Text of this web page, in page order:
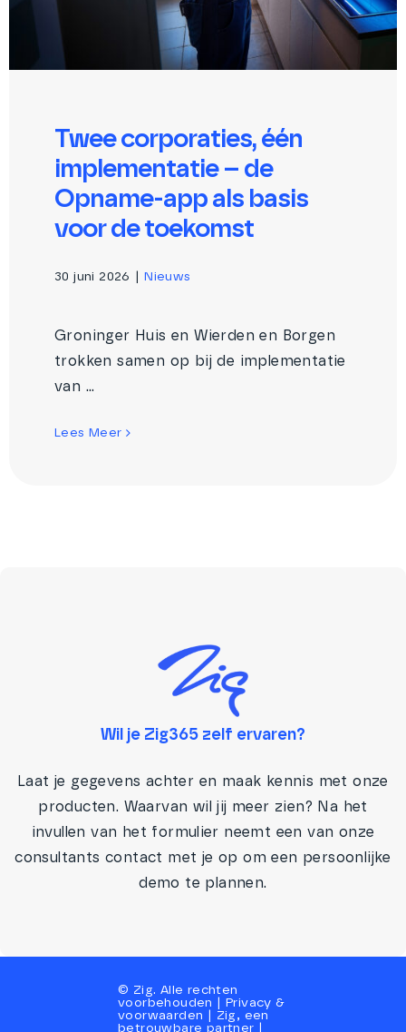
Twee corporaties, één
implementatie – de
Opname-app als basis
voor de toekomst
30 juni 2026 Nieuws
Groninger Huis en Wierden en Borgen
trokken samen op bij de implementatie
van ...
Lees Meer
Wil je Zig365 zelf ervaren?
Laat je gegevens achter en maak kennis met onze
producten. Waarvan wil jij meer zien? Na het
invullen van het formulier neemt een van onze
consultants contact met je op om een persoonlijke
demo te plannen.
© Zig. Alle rechten
voorbehouden |Privacy &
voorwaarden
Zig, een
betrouwbare partner